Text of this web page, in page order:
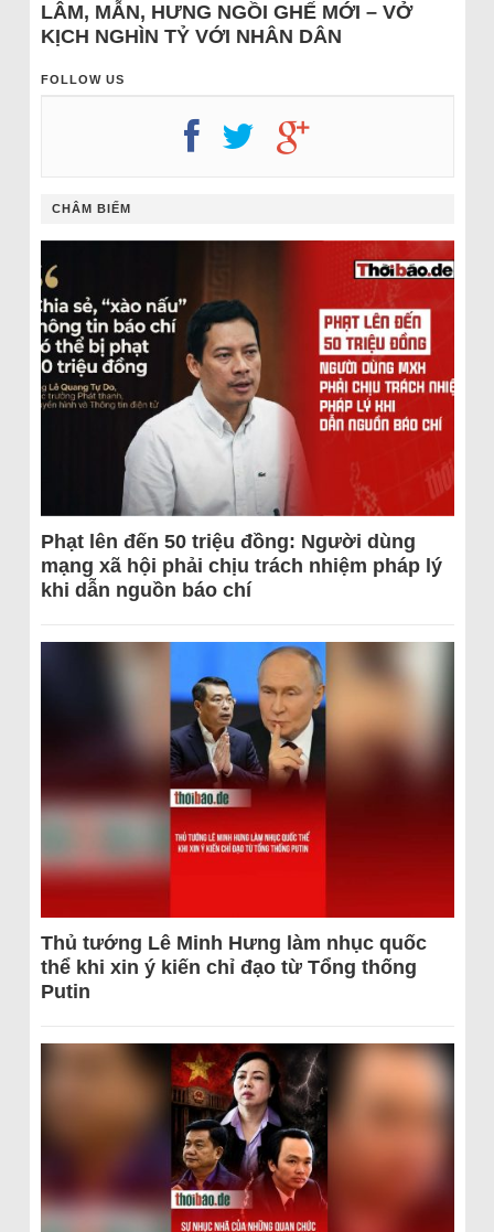
LÂM, MẪN, HƯNG NGỒI GHẾ MỚI – VỞ
KỊCH NGHÌN TỶ VỚI NHÂN DÂN
FOLLOW US
CHÂM BIẾM
Phạt lên đến 50 triệu đồng: Người dùng
mạng xã hội phải chịu trách nhiệm pháp lý
khi dẫn nguồn báo chí
Thủ tướng Lê Minh Hưng làm nhục quốc
thể khi xin ý kiến chỉ đạo từ Tổng thống
Putin